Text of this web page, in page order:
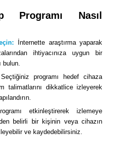
Programı Nasıl
İnternette araştırma yaparak
ihtiyacınıza uygun bir
bulun.
Seçtiğiniz programı hedef cihaza
talimatlarını dikkatlice izleyerek
etkinleştirerek izlemeye
belirli bir kişinin veya cihazın
ve kaydedebilirsiniz.